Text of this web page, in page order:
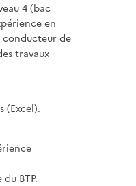
4 (bac
en
de
travaux
(Excel).
BTP.